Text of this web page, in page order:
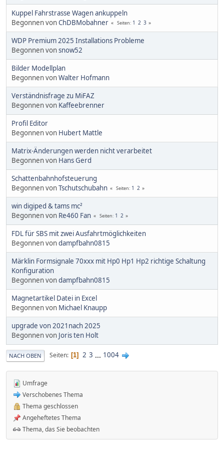
Kuppel Fahrstrasse Wagen ankuppeln
Begonnen vonChDBMobahner Seiten 1 2 3
WDP Premium 2025 Installations Probleme
Begonnen vonsnow52
Bilder Modellplan
Begonnen vonWalter Hofmann
Verständnisfrage zu MiFAZ
Begonnen von Kaffeebrenner
Profil Editor
Begonnen von Hubert Mattle
Matrix-Änderungen werden nicht verarbeitet
Begonnen von Hans Gerd
Schattenbahnhofsteuerung
Begonnen vonTschutschubahn Seiten 1 2
win digiped & tams mc²
Begonnen von Re460 Fan Seiten 1 2
FDL für SBS mit zwei Ausfahrtmöglichkeiten
Begonnen vondampfbahn0815
Märklin Formsignale 70xxx mit Hp0 Hp1 Hp2 richtige Schaltung
Konfiguration
Begonnen vondampfbahn0815
Magnetartikel Datei in Excel
Begonnen von Michael Knaupp
upgrade von 2021nach 2025
Begonnen von Joris ten Holt
NACH OBEN Seiten 1 2 3 ... 1004
Umfrage
Verschobenes Thema
Thema geschlossen
Angeheftetes Thema
Thema, das Sie beobachten